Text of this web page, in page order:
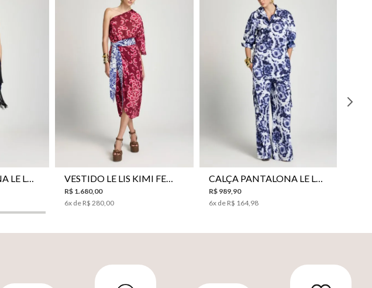
CALÇA PANTALONA LE LIS SAKURA II FEMININA VESTIDO LE LIS KIMI FEMININO
R$ 1.680,00
6x de R$ 280,00
CALÇA PANTALONA LE LIS JESSICA FEMININA
R$ 989,90
6x de R$ 164,98